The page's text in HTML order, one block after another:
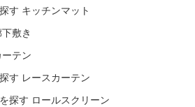
キッチンマット
下敷き
ーテン
レースカーテン
ロールスクリーン